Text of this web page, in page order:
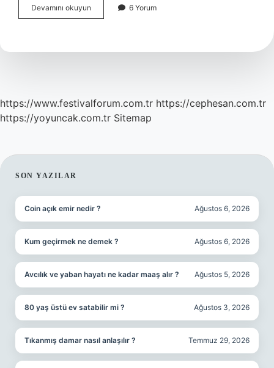
Devamını okuyun
Çekersek
6 Yorum
https://www.festivalforum.com.tr https://cephesan.com.tr
https://yoyuncak.com.tr Sitemap
SIDEBAR
SON YAZILAR
Coin açık emir nedir ? Ağustos 6, 2026
Kum geçirmek ne demek ? Ağustos 6, 2026
Avcılık ve yaban hayatı ne kadar maaş alır ? Ağustos 5, 2026
80 yaş üstü ev satabilir mi ? Ağustos 3, 2026
Tıkanmış damar nasıl anlaşılır ? Temmuz 29, 2026